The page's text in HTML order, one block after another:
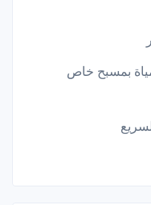
بمسبح خاص